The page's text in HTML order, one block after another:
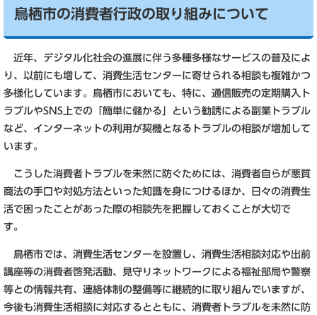
鳥栖市の消費者行政の取り組みについて
近年、デジタル化社会の進展に伴う多種多様なサービスの普及によ
り、以前にも増して、消費生活センターに寄せられる相談も複雑かつ
多様化しています。鳥栖市においても、特に、通信販売の定期購入ト
ラブルやSNS上での「簡単に儲かる」という勧誘による副業トラブル
など、インターネットの利用が契機となるトラブルの相談が増加して
います。
こうした消費者トラブルを未然に防ぐためには、消費者自らが悪質
商法の手口や対処方法といった知識を身につけるほか、日々の消費生
活で困ったことがあった際の相談先を把握しておくことが大切で
す。
鳥栖市では、消費生活センターを設置し、消費生活相談対応や出前
講座等の消費者啓発活動、見守りネットワークによる福祉部局や警察
等との情報共有、連絡体制の整備等に継続的に取り組んでいますが、
今後も消費生活相談に対応するとともに、消費者トラブルを未然に防